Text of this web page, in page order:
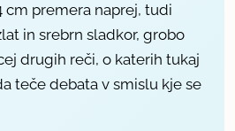
cm premera naprej, tudi
in srebrn sladkor, grobo
drugih reči, o katerih tukaj
teče debata v smislu kje se